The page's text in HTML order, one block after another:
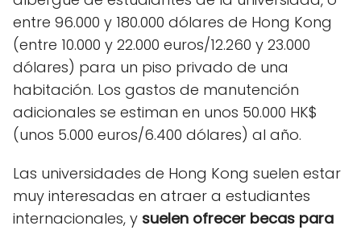
entre 96.000 y 180.000 dólares de Hong Kong
(entre 10.000 y 22.000 euros/12.260 y 23.000
dólares) para un piso privado de una
habitación. Los gastos de manutención
adicionales se estiman en unos 50.000 HK$
(unos 5.000 euros/6.400 dólares) al año.
Las universidades de Hong Kong suelen estar
muy interesadas en atraer a estudiantes
internacionales, y suelen ofrecer becas para